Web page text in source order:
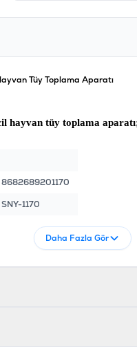
Tüy Toplama Aparatı
hayvan tüy toplama
8682689201170
SNY-1170
Daha Fazla Gör